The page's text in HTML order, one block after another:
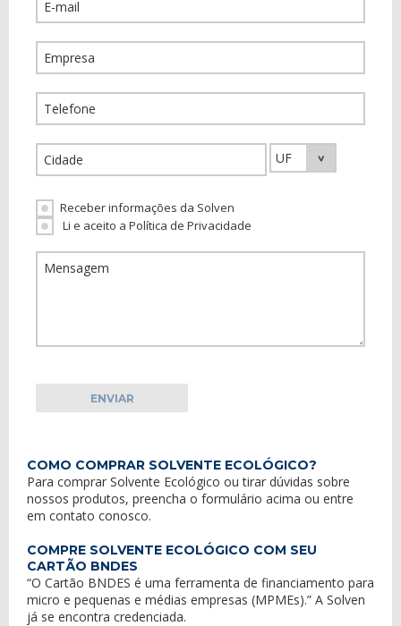
Receber informações da Solven
Li e aceito a Política de Privacidade
COMO COMPRAR SOLVENTE ECOLÓGICO?
Para comprar Solvente Ecológico ou tirar dúvidas sobre
nossos produtos, preencha o formulário acima ou entre
em contato conosco.
COMPRE SOLVENTE ECOLÓGICO COM SEU
CARTÃO BNDES
“O Cartão BNDES é uma ferramenta de financiamento para
micro e pequenas e médias empresas (MPMEs).” A Solven
já se encontra credenciada.